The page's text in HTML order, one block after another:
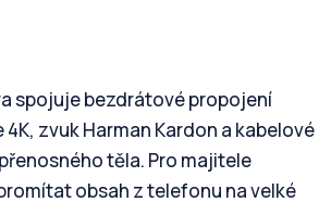
spojuje bezdrátové propojení
zvuk Harman Kardon a kabelové
těla. Pro majitele
obsah z telefonu na velké